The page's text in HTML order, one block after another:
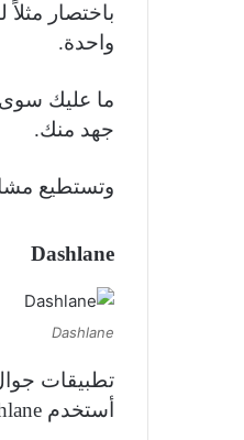
باختصار
واحدة.
ما عليك سوى
جهد منك.
وتستطيع
Dashlane
Dashlane
أستخدم Dashlane.